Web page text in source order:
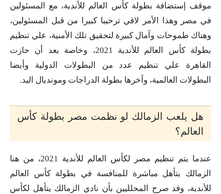
موقف إستضافة بطولة كأس العالم للأندية، مع المسئولين
في مصر وهذا الأمر لاقي ترحيبا كبيرا من قبل المسئولين،
وهناك طموحات وآمال كبيرة لتحقيق تلك الأمنية، علي تنظيم
بطولة كأس العالم للأندية 2021، وخاصة بعد أن حازت
القاهرة علي تنظيم عدد من البطولات الدولية وأيضا
البطولات العالمية، وآخرها بطولة الدراجات ومونديال اليد.
هل يلعب الزمالك لو نظمت مصر بطولة كأس
العالم؟
عندما يتم تنظيم مصر لكأس العالم للأندية 2021، من هنا
الزمالك بتأهل مباشرة للمنافسة في بطولة كأس العالم
للأندية، وقد صرح المحلليين بأن نادي الزمالك يتأهل لكأس